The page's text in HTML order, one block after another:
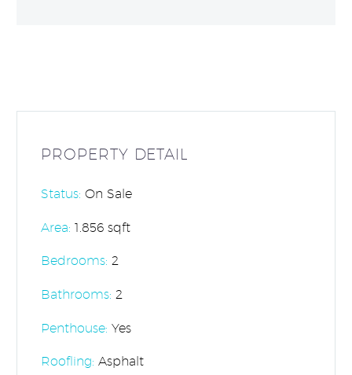
PROPERTY DETAIL
Status: On Sale
Area: 1.856 sqft
Bedrooms: 2
Bathrooms: 2
Penthouse: Yes
Roofling: Asphalt